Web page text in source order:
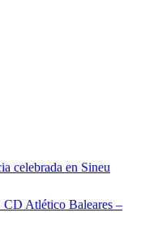
celebrada en Sineu
CD Atlético Baleares –